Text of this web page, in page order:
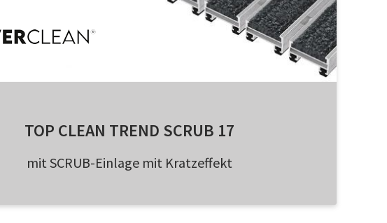
TOP CLEAN TREND SCRUB 17
mit SCRUB-Einlage mit Kratzeffekt